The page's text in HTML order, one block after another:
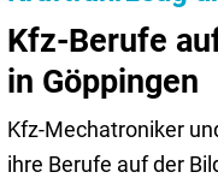
Kfz-Berufe
in Göppingen
Kfz-Mechatroniker
ihre Berufe auf der